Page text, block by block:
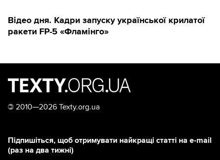
Відео дня. Кадри запуску української крилатої
ракети FP-5 «Фламінго»
© 2010—2026 Texty.org.ua
Підпишіться, щоб отримувати найкращі статті на e-mail
(раз на два тижні)